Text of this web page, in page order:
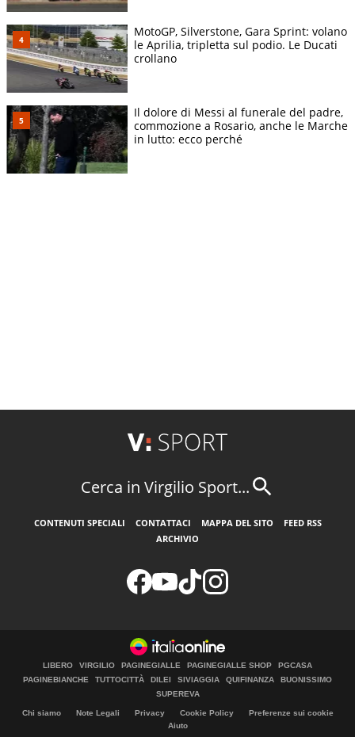
MotoGP, Silverstone, Gara Sprint: volano
le Aprilia, tripletta sul podio. Le Ducati
crollano
Il dolore di Messi al funerale del padre,
commozione a Rosario, anche le Marche
in lutto: ecco perché
Cerca in Virgilio Sport...
CONTENUTI SPECIALI CONTATTACI MAPPA DEL SITO
FEED RSS
ARCHIVIO
LIBERO VIRGILIO PAGINEGIALLE PAGINEGIALLE SHOP
PGCASA
PAGINEBIANCHE
TUTTOCITTÀ DILEI SIVIAGGIA QUIFINANZA
BUONISSIMO
SUPEREVA
Chi siamo Note Legali Privacy Cookie Policy
Preferenze sui cookie
Aiuto